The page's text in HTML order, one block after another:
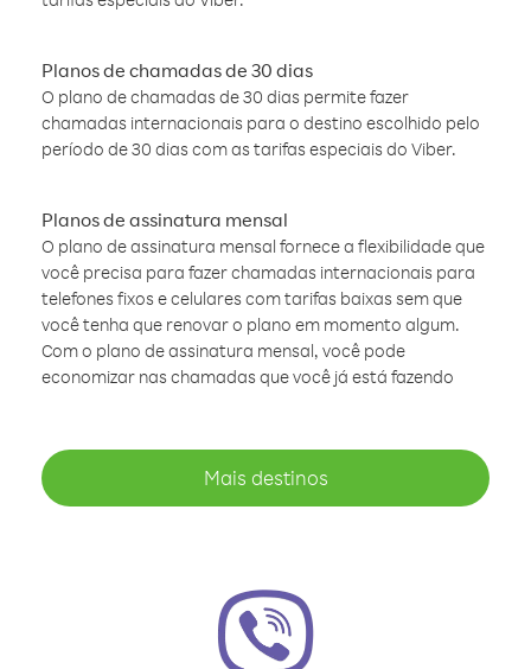
Planos de chamadas de 30 dias
O plano de chamadas de 30 dias permite fazer
chamadas internacionais para o destino escolhido pelo
período de 30 dias com as tarifas especiais do Viber.
Planos de assinatura mensal
O plano de assinatura mensal fornece a flexibilidade que
você precisa para fazer chamadas internacionais para
telefones fixos e celulares com tarifas baixas sem que
você tenha que renovar o plano em momento algum.
Com o plano de assinatura mensal, você pode
economizar nas chamadas que você já está fazendo
Mais destinos